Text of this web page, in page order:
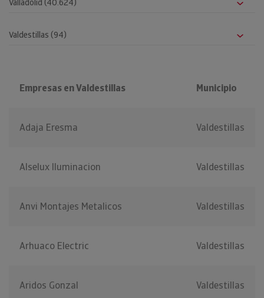
Empresas en Valdestillas Municipio
Adaja Eresma Valdestillas
Alselux Iluminacion Valdestillas
Anvi Montajes Metalicos Valdestillas
Arhuaco Electric Valdestillas
Aridos Gonzal Valdestillas